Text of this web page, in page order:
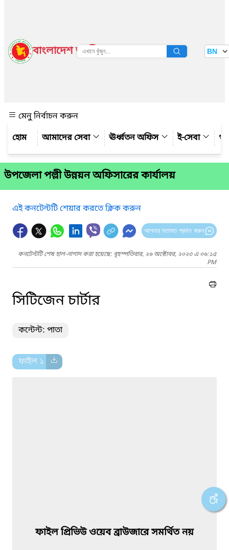
বাংলাদেশ জাতীয় তথ্য বাতায়ন BN
মেনু নির্বাচন করুন
আমাদের সেবা
ঊর্ধ্বতন অফিস ই-সেবা
উপজেলা পল্লী উন্নয়ন অফিসারের কার্যালয়
এই কনটেন্টটি শেয়ার করতে ক্লিক করুন
আপনার মতামত প্রদান করুন
কনটেন্টটি শেষ হাল-নাগাদ করা হয়েছে: বৃহস্পতিবার, ২৬ অক্টোবর, ২০২৩ এ ০৬:১৫
PM
সিটিজেন চার্টার
কন্টেন্ট: পাতা
ফাইল ১
ফাইল প্রিভিউ ওয়েব ব্রাউজারে সমর্থিত নয়